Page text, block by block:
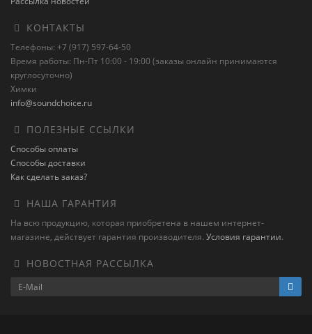
КОНТАКТЫ
Телефоны: +7 (917) 597-64-50
Время работы: Пн-Пт 10:00 - 19:00 (заказы онлайн принимаются
круглосуточно)
Химки
info@soundchoice.ru
ПОЛЕЗНЫЕ ССЫЛКИ
Способы оплаты
Способы доставки
Как сделать заказ?
НАША ГАРАНТИЯ
На всю продукцию, которая приобретена в нашем интернет-
магазине, действует гарантия производителя. Условия гарантии.
НОВОСТНАЯ РАССЫЛКА